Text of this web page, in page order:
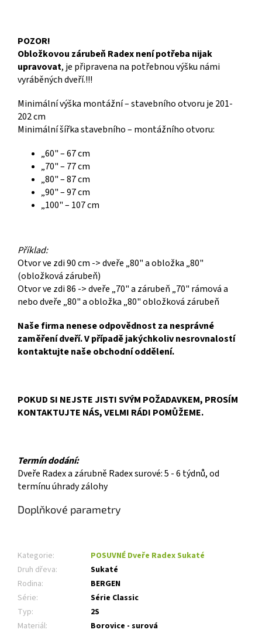
POZOR!
Obložkovou zárubeň Radex není potřeba nijak
upravovat, je připravena na potřebnou výšku námi
vyráběných dveří.!!!
Minimální výška montážní – stavebního otvoru je 201-
202 cm
Minimální šířka stavebního – montážního otvoru:
„60" – 67 cm
„70" – 77 cm
„80" – 87 cm
„90" – 97 cm
„100" – 107 cm
Příklad:
Otvor ve zdi 90 cm -> dveře „80" a obložka „80"
(obložková zárubeň)
Otvor ve zdi 86 -> dveře „70" a zárubeň „70" rámová a
nebo dveře „80" a obložka „80" obložková zárubeň
Naše firma nenese odpovědnost za nesprávné
zaměření dveří. V případě jakýchkoliv nesrovnalostí
kontaktujte naše obchodní oddělení.
POKUD SI NEJSTE JISTI SVÝM POŽADAVKEM, PROSÍM
KONTAKTUJTE NÁS, VELMI RÁDI POMŮŽEME.
Termín dodání:
Dveře Radex a zárubně Radex surové: 5 - 6 týdnů, od
termínu úhrady zálohy
Doplňkové parametry
Kategorie:
POSUVNÉ Dveře Radex Sukaté
Druh dřeva:
Sukaté
Rodina:
BERGEN
Série:
Série Classic
Typ:
2S
Materiál:
Borovice - surová